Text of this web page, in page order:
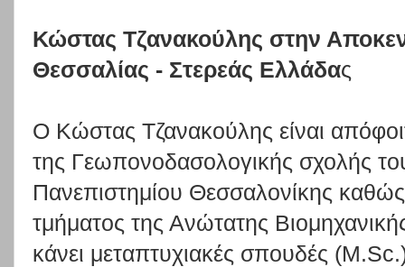
Κώστας Τζανακούλης στην
Θεσσαλίας - Στερεάς Ελλάδας
Ο Κώστας Τζανακούλης είναι
της Γεωπονοδασολογικής σχολής
Πανεπιστημίου Θεσσαλονίκης
τμήματος της Ανώτατης
κάνει μεταπτυχιακές σπουδές